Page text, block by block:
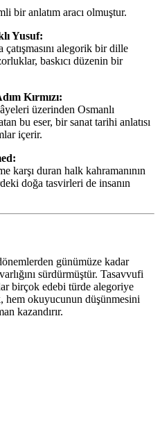
bir anlatım aracı olmuştur.
Yusuf:
alegorik bir dille
baskıcı düzenin bir
Kırmızı:
üzerinden Osmanlı
bu eser, bir sanat tarihi anlatısı
içerir.
karşı duran halk kahramanının
doğa tasvirleri de insanın
günümüze kadar
sürdürmüştür. Tasavvufi
birçok edebi türde alegoriye
hem okuyucunun düşünmesini
kazandırır.